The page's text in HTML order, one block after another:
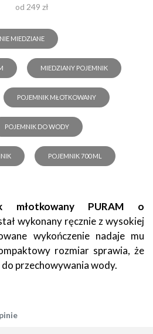
od 249 zł
MIEDZIANE
MIEDZIANY POJEMNIK
POJEMNIK MŁOTKOWANY
POJEMNIK DO WODY
POJEMNIK 700 ML
młotkowany PURAM o
wykonany ręcznie z wysokiej
wykończenie nadaje mu
rozmiar sprawia, że
przechowywania wody.